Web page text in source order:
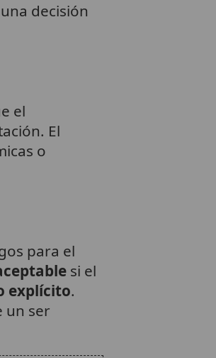
decisión
el
El
o
para el
si el
explícito.
un ser